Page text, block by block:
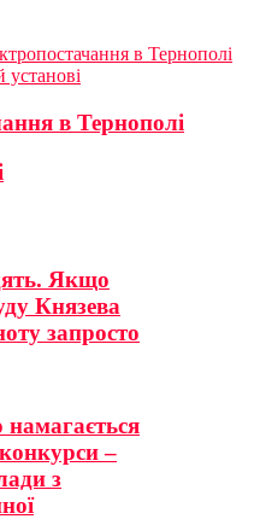
в Тернополі
установі
в Тернополі
Якщо
Князева
запросто
намагається
–
з